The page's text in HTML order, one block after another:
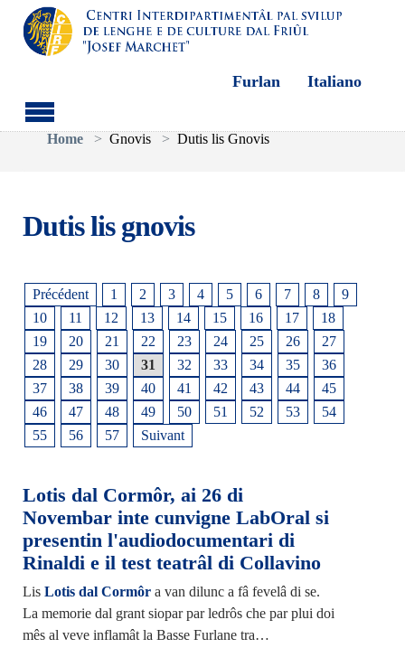
Aller au contenu principal
Furlan Italiano
Vous êtes ici:
Home
Gnovis Dutis lis Gnovis
Dutis lis gnovis
Précédent 1 2 3 4 5 6 7 8
9
10
11 12 13 14 15 16 17
18
19
20 21 22 23 24 25 26
27
28
29 30 31 32 33 34 35
36
37
38 39 40 41 42 43 44
45
46
47 48 49 50 51 52 53
54
55
56 57 Suivant
Lotis dal Cormôr, ai 26 di
Novembar inte cunvigne LabOral si
presentin l'audiodocumentari di
Rinaldi e il test teatrâl di Collavino
Lis Lotis dal Cormôra van dilunc a fâ fevelâ di se.
La memorie dal grant siopar par ledrôs che par plui doi
mês al veve inflamât la Basse Furlane tra…